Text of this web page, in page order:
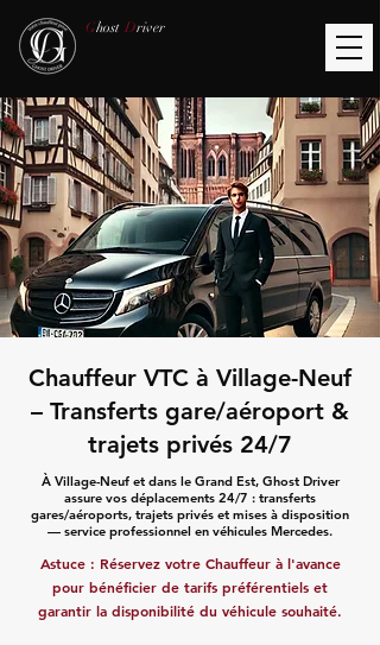
Ghost Driver
Chauffeur VTC à Village-Neuf
– Transferts gare/aéroport &
trajets privés 24/7
À Village-Neuf et dans le Grand Est, Ghost Driver
assure vos déplacements 24/7 : transferts
gares/aéroports, trajets privés et mises à disposition
— service professionnel en véhicules Mercedes.
Astuce : Réservez votre Chauffeur à l'avance
pour bénéficier de tarifs préférentiels et
garantir la disponibilité du véhicule souhaité.